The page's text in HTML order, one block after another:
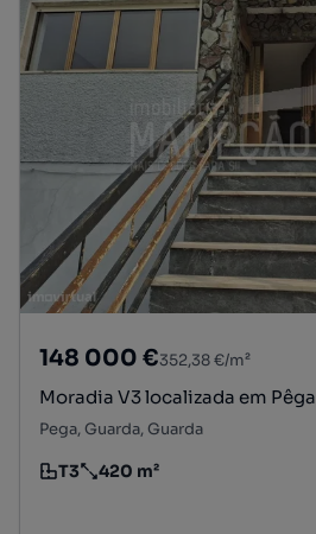
148 000 €352,38 €/m²
Moradia V3 localizada em Pêga
Pega, Guarda, Guarda
Tipologia
T3
Preço por metro quadrado
420 m²